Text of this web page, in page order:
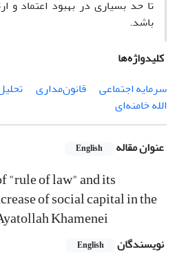
تا حد بسیاری در بهبود اعتماد و
باشد.
کلیدواژه‌ها
سرمایه اجتماعی
قانون‌مداری
الله خامنه‌ای
عنوان مقاله English
"rule of law" and its
of social capital in the
Khamenei
نویسندگان English